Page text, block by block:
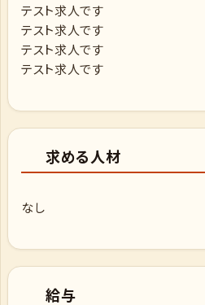
テスト求人です
テスト求人です
テスト求人です
テスト求人です
求める人材
なし
給与